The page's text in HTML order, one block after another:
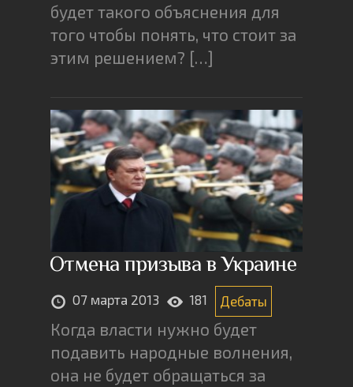
будет такого объяснения для
того чтобы понять, что стоит за
этим решением? […]
Отмена призыва в Украине
07 марта 2013 181 Дебаты
Когда власти нужно будет
подавить народные волнения,
она не будет обращаться за